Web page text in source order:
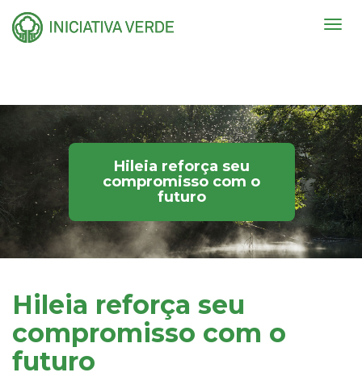
Hileia reforça seu
compromisso com o
futuro
Hileia reforça seu
compromisso com o
futuro